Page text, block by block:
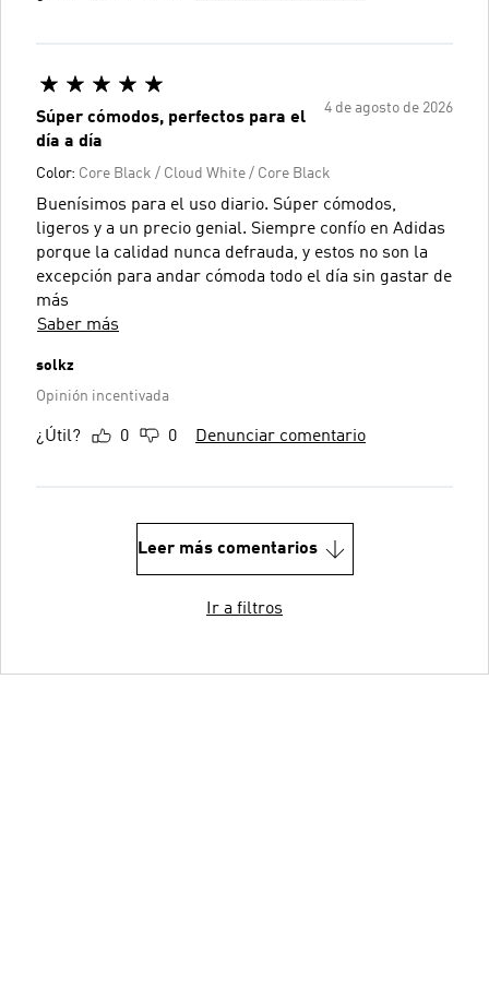
4 de agosto de 2026
Súper cómodos, perfectos para el
día a día
Color: Core Black / Cloud White / Core Black
Buenísimos para el uso diario. Súper cómodos,
ligeros y a un precio genial. Siempre confío en Adidas
porque la calidad nunca defrauda, y estos no son la
excepción para andar cómoda todo el día sin gastar de
más
Saber más
solkz
Opinión incentivada
¿Útil? 0 0 Denunciar comentario
Leer más comentarios
Ir a filtros